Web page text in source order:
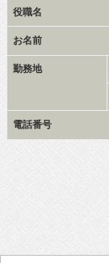
役職名
お名前
勤務地
電話番号